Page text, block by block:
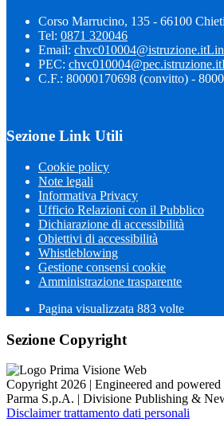
Corso Marrucino, 135 - 66100
Tel: 0871 320046
Email: chvc010004@istruzione.it
PEC: chvc010004@pec.istruzione.it
C.F.: 80000170698 (convitto) -
Sezione Link Utili
Cookie policy
Note legali
Informativa Privacy
Ufficio Relazioni con il Pubblico
Dichiarazione di accessibilità
Obiettivi di accessibilità
Whistleblowing
Gestione consensi cookie
Amministrazione trasparente
Pagina visualizzata 883 volte
Sezione Copyright
Copyright 2026 | Engineered and
Parma S.p.A. | Divisione Publishing &
Disclaimer trattamento dati personali